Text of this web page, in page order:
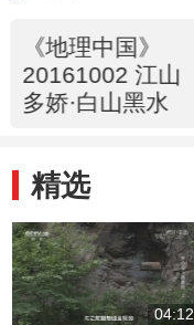
《地理中国》
20161002 江山
多娇·白山黑水
精选
04:12